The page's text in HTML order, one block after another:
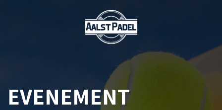
EVENEMENT